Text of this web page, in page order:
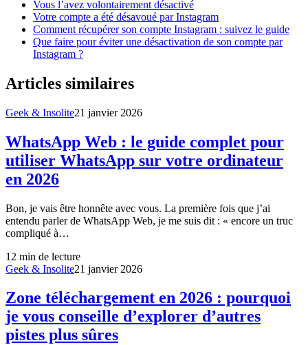
Vous l’avez volontairement désactivé
Votre compte a été désavoué par Instagram
Comment récupérer son compte Instagram : suivez le guide
Que faire pour éviter une désactivation de son compte par
Instagram ?
Articles similaires
Geek & Insolite21 janvier 2026
WhatsApp Web : le guide complet pour
utiliser WhatsApp sur votre ordinateur
en 2026
Bon, je vais être honnête avec vous. La première fois que j’ai
entendu parler de WhatsApp Web, je me suis dit : « encore un truc
compliqué à…
12 min de lecture
Geek & Insolite21 janvier 2026
Zone téléchargement en 2026 : pourquoi
je vous conseille d’explorer d’autres
pistes plus sûres